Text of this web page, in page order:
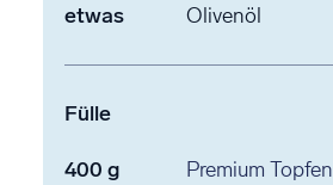
etwas Olivenöl
Fülle
400 g Premium Topfen